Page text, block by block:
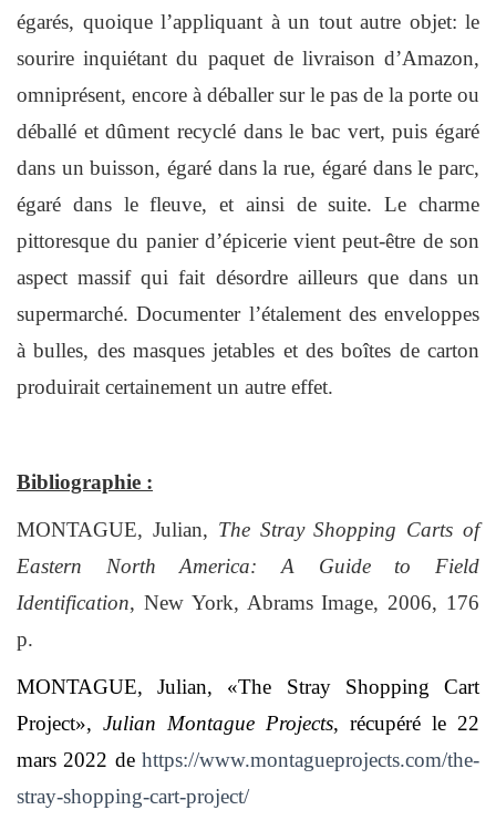
égarés, quoique l’appliquant à un tout autre objet: le
sourire inquiétant du paquet de livraison d’Amazon,
omniprésent, encore à déballer sur le pas de la porte ou
déballé et dûment recyclé dans le bac vert, puis égaré
dans un buisson, égaré dans la rue, égaré dans le parc,
égaré dans le fleuve, et ainsi de suite. Le charme
pittoresque du panier d’épicerie vient peut-être de son
aspect massif qui fait désordre ailleurs que dans un
supermarché. Documenter l’étalement des enveloppes
à bulles, des masques jetables et des boîtes de carton
produirait certainement un autre effet.
Bibliographie :
MONTAGUE, Julian, The Stray Shopping Carts of
Eastern North America: A Guide to Field
Identification, New York, Abrams Image, 2006, 176
p.
MONTAGUE, Julian, «The Stray Shopping Cart
Project», Julian Montague Projects, récupéré le 22
mars 2022 de https://www.montagueprojects.com/the-
stray-shopping-cart-project/